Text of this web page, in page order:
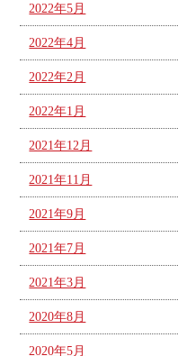
2022年5月
2022年4月
2022年2月
2022年1月
2021年12月
2021年11月
2021年9月
2021年7月
2021年3月
2020年8月
2020年5月